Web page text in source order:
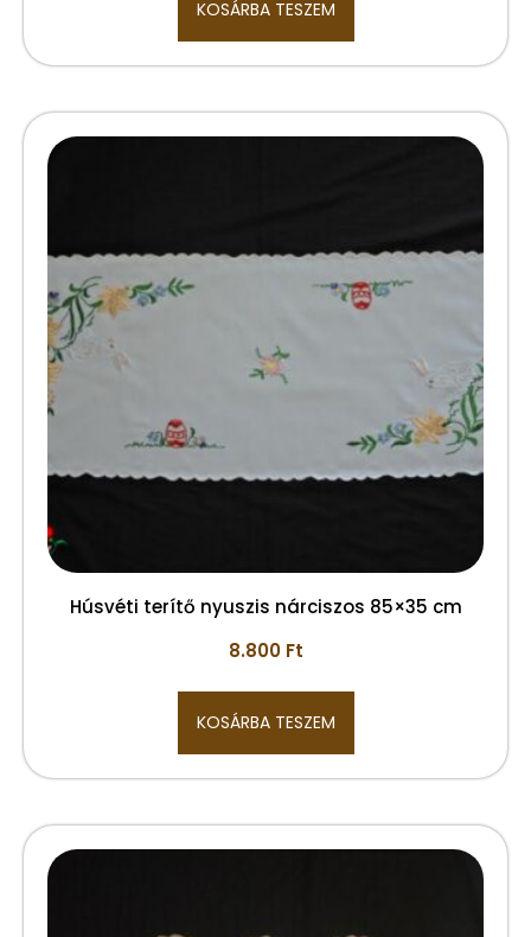
KOSÁRBA TESZEM
Húsvéti terítő nyuszis nárciszos 85×35 cm
8.800 Ft
KOSÁRBA TESZEM